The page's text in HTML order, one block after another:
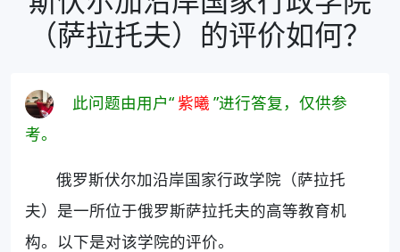
（萨拉托夫）的评价如何？
此问题由用户“紫曦 ”进行答复，仅供参
考。
俄罗斯伏尔加沿岸国家行政学院（萨拉托
夫）是一所位于俄罗斯萨拉托夫的高等教育机
构。以下是对该学院的评价。